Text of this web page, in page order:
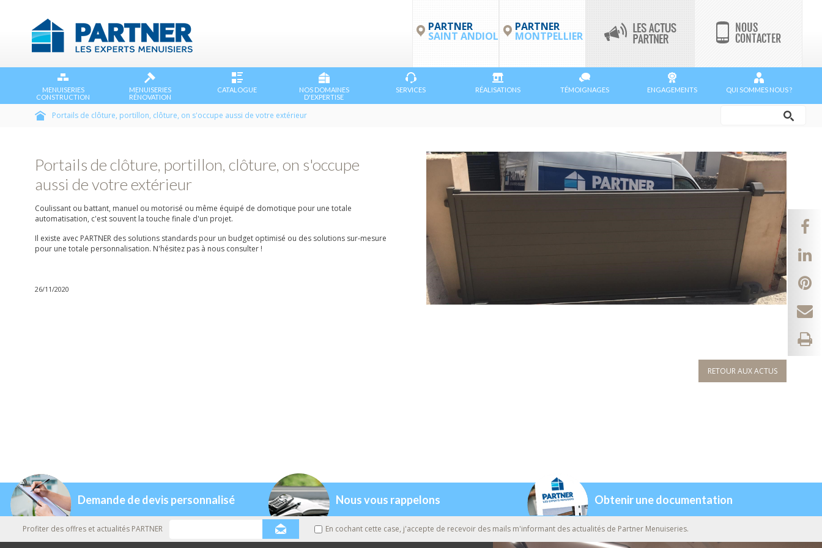
PARTNER
MONTPELLIER
PARTNER
SAINT ANDIOL
MENUISERIES
CONSTRUCTION
MENUISERIES
RÉNOVATION
CATALOGUE
NOS DOMAINES
D'EXPERTISE
SERVICES RÉALISATIONS TÉMOIGNAGES ENGAGEMENTS QUI SOMMES NOUS ?
Portails de clôture, portillon, clôture, on s'occupe aussi de votre extérieur
de
recherche
Portails de clôture, portillon, clôture, on s'occupe
aussi de votre extérieur
Coulissant ou battant, manuel ou motorisé ou même équipé de domotique pour une totale
automatisation, c'est souvent la touche finale d'un projet.
Il existe avec PARTNER des solutions standards pour un budget optimisé ou des solutions sur-mesure
pour une totale personnalisation. N'hésitez pas à nous consulter !
26/11/2020
RETOUR AUX ACTUS
Demande de devis personnalisé Nous vous rappelons Obtenir une documentation
Profiter des offres et actualités PARTNER En cochant cette case, j'accepte de recevoir des mails m'informant des actualités de Partner Menuiseries.